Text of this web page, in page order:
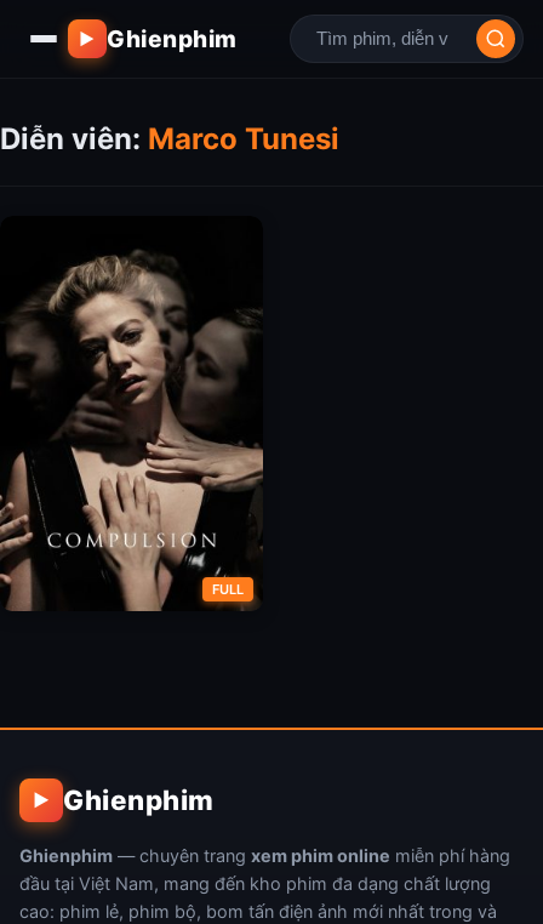
▶ Ghienphim
Diễn viên: Marco Tunesi
FULL
▶ Ghienphim
Ghienphim — chuyên trang xem phim online miễn phí hàng
đầu tại Việt Nam, mang đến kho phim đa dạng chất lượng
cao: phim lẻ, phim bộ, bom tấn điện ảnh mới nhất trong và